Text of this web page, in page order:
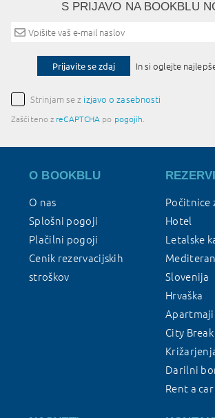
S PRIJAVO NA BOOKBLU
Prijavite se zdaj In si oglejte
Strinjam se z izjavo o zasebnosti
Zaščiteno z reCAPTCHA po pogojih
O BOOKBLU
O nas
Splošni pogoji
Plačilni pogoji
Cenik rezervacijskih
stroškov
Počitnice
Hotel
Letalske
Mediteran
Slovenija
Hrvaška
City Break
Darilni
Rent a car